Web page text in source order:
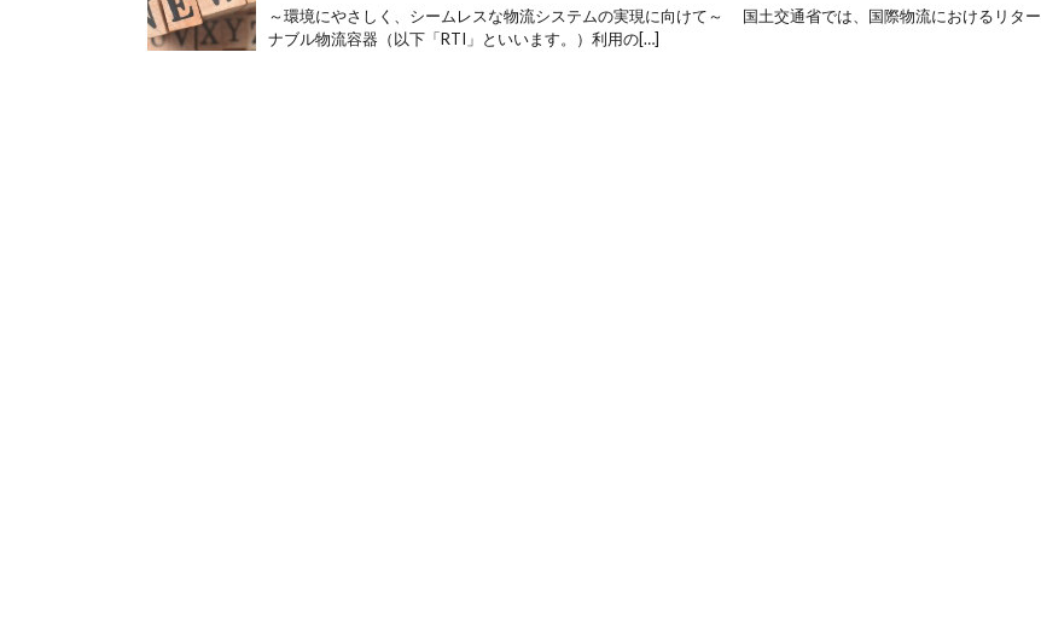
～環境にやさしく、シームレスな物流システムの実現に向けて～ 国土交通省では、国際物流におけるリター
ナブル物流容器（以下「RTI」といいます。）利用の[…]